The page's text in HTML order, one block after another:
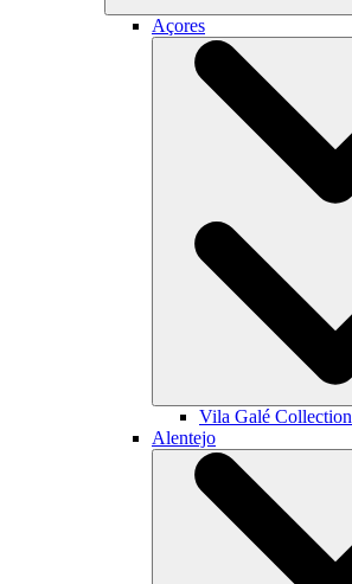
Açores
Vila Galé Collection
Alentejo